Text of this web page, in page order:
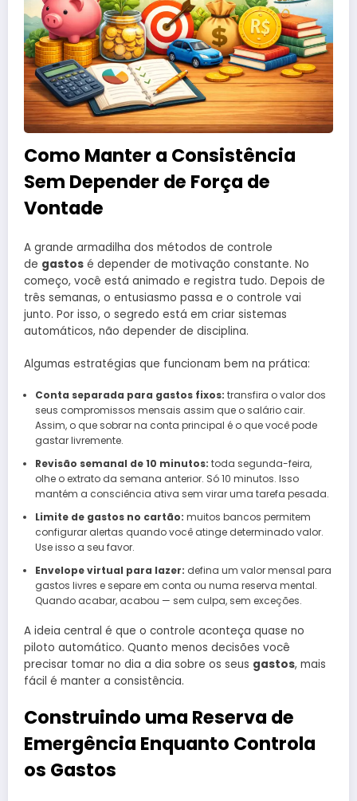
Como Manter a Consistência
Sem Depender de Força de
Vontade
A grande armadilha dos métodos de controle
de gastos é depender de motivação constante. No
começo, você está animado e registra tudo. Depois de
três semanas, o entusiasmo passa e o controle vai
junto. Por isso, o segredo está em criar sistemas
automáticos, não depender de disciplina.
Algumas estratégias que funcionam bem na prática:
Conta separada para gastos fixos: transfira o valor dos
seus compromissos mensais assim que o salário cair.
Assim, o que sobrar na conta principal é o que você pode
gastar livremente.
Revisão semanal de 10 minutos: toda segunda-feira,
olhe o extrato da semana anterior. Só 10 minutos. Isso
mantém a consciência ativa sem virar uma tarefa pesada.
Limite de gastos no cartão: muitos bancos permitem
configurar alertas quando você atinge determinado valor.
Use isso a seu favor.
Envelope virtual para lazer: defina um valor mensal para
gastos livres e separe em conta ou numa reserva mental.
Quando acabar, acabou — sem culpa, sem exceções.
A ideia central é que o controle aconteça quase no
piloto automático. Quanto menos decisões você
precisar tomar no dia a dia sobre os seus gastos, mais
fácil é manter a consistência.
Construindo uma Reserva de
Emergência Enquanto Controla
os Gastos